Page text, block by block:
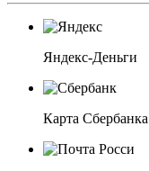
Яндекс-Деньги
Карта Сбербанка